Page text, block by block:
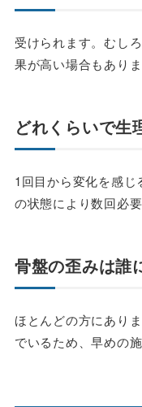
受けられます。むし
果が高い場合もありま
どれくらいで生
1回目から変化を感
の状態により数回必
骨盤の歪みは誰
ほとんどの方にあり
でいるため、早めの